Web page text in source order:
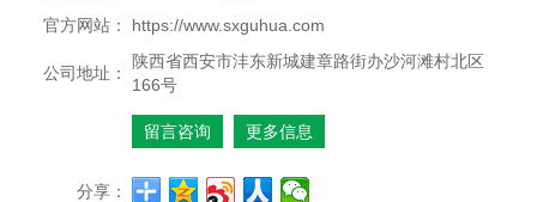
官方网站：
https://www.sxguhua.com
公司地址：
陕西省西安市沣东新城建章路街办沙河滩村北区
166号
留言咨询 更多信息
分享：